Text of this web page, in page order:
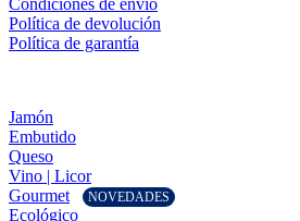
Política de devolución
Política de garantía
Jamón
Embutido
Queso
Vino | Licor
Gourmet
NOVEDADES
Ecológico